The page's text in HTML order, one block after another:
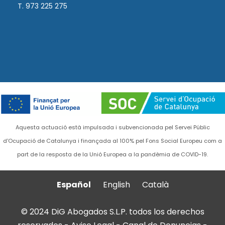
T. 973 225 275
Aquesta actuació està impulsada i subvencionada pel Servei Públic
d'Ocupació de Catalunya i finançada al 100% pel Fons Social Europeu com a
part de la resposta de la Unió Europea a la pandèmia de COVID-19.
Español English Català
© 2024 DiG Abogados S.L.P. todos los derechos